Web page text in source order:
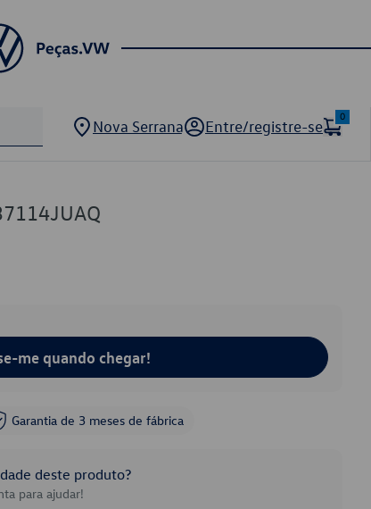
Nova Serrana Entre/registre-se
0
me quando chegar!
Garantia de 3 meses de fábrica
deste produto?
para ajudar!